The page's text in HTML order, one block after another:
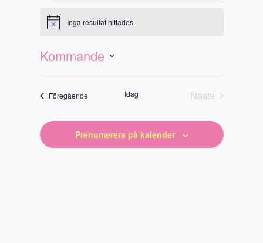
Evenemang
Notis Inga resultat hittades.
Vy-
navigering
Evenemang
vynavigering
Kommande
Välj
FöregåendeEvenemangIdag
Nästa
Prenumerera på kalender